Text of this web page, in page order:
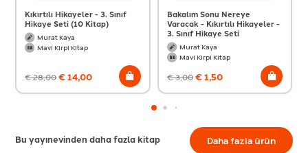
Kıkırtılı Hikayeler - 3. Sınıf
Hikaye Seti (10 Kitap)
Murat Kaya
Mavi Kirpi Kitap
€28,00€14,00
Bakalım Sonu Nereye
Varacak - Kıkırtılı Hikayeler -
3. Sınıf Hikaye Seti
Murat Kaya
Mavi Kirpi Kitap
€3,00€1,50
Bu yayınevinden daha fazla kitap Daha fazla ürün